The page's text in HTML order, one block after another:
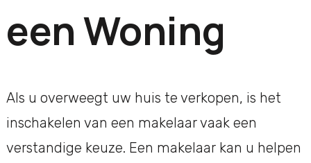
een Woning
Als u overweegt uw huis te verkopen, is het
inschakelen van een makelaar vaak een
verstandige keuze. Een makelaar kan u helpen